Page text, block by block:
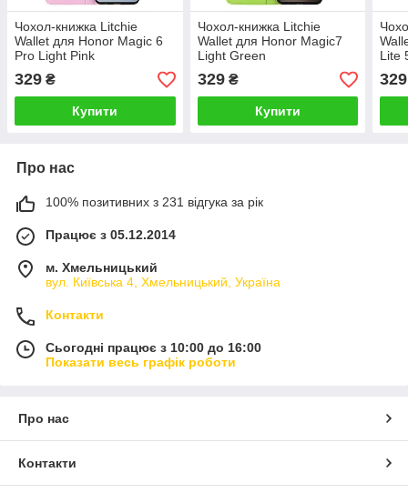
Чохол-книжка Litchie
Wallet для Honor Magic 6
Pro Light Pink
329 ₴
Купити
Чохол-книжка Litchie
Wallet для Honor Magic7
Light Green
329₴
Купити
Lite
329
Про нас
100% позитивних з 231 відгука за рік
Працює з 05.12.2014
м. Хмельницький
вул. Київська 4, Хмельницький, Україна
Контакти
Сьогодні працює з 10:00 до 16:00
Показати весь графік роботи
Про нас
Контакти